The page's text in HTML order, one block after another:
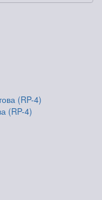
(RP-4)